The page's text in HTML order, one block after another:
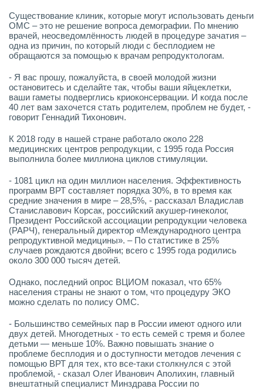
Существование клиник, которые могут использовать деньги
ОМС – это не решение вопроса демографии. По мнению
врачей, неосведомлённость людей в процедуре зачатия –
одна из причин, по который люди с бесплодием не
обращаются за помощью к врачам репродуктологам.
- Я вас прошу, пожалуйста, в своей молодой жизни
остановитесь и сделайте так, чтобы ваши яйцеклетки,
ваши гаметы подверглись криоконсервации. И когда после
40 лет вам захочется стать родителем, проблем не будет, -
говорит Геннадий Тихонович.
К 2018 году в нашей стране работало около 228
медицинских центров репродукции, с 1995 года Россия
выполнила более миллиона циклов стимуляции.
- 1081 цикл на один миллион населения. Эффективность
программ ВРТ составляет порядка 30%, в то время как
средние значения в мире – 28,5%, - рассказал Владислав
Станиславович Корсак, российский акушер-гинеколог,
Президент Российской ассоциации репродукции человека
(РАРЧ), генеральный директор «Международного центра
репродуктивной медицины». – По статистике в 25%
случаев рождаются двойни; всего с 1995 года родились
около 300 000 тысяч детей.
Однако, последний опрос ВЦИОМ показал, что 65%
населения страны не знают о том, что процедуру ЭКО
можно сделать по полису ОМС.
- Большинство семейных пар в России имеют одного или
двух детей. Многодетных - то есть семей с тремя и более
детьми — меньше 10%. Важно повышать знание о
проблеме бесплодия и о доступности методов лечения с
помощью ВРТ для тех, кто все-таки столкнулся с этой
проблемой, - сказал Олег Иванович Аполихин, главный
внештатный специалист Минздрава России по